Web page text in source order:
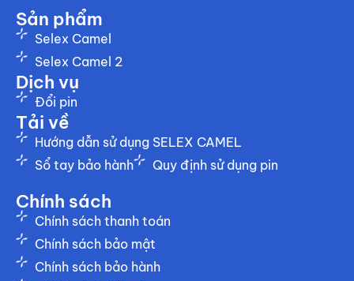
Sản phẩm
Selex Camel
Selex Camel 2
Dịch vụ
Đổi pin
Tải về
Hướng dẫn sử dụng SELEX CAMEL
Sổ tay bảo hành
Quy định sử dụng pin
Chính sách
Chính sách thanh toán
Chính sách bảo mật
Chính sách bảo hành